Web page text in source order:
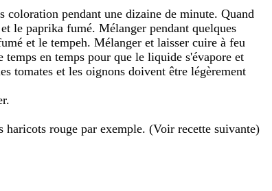
coloration pendant une dizaine de minute. Quand
le paprika fumé. Mélanger pendant quelques
et le tempeh. Mélanger et laisser cuire à feu
en temps pour que le liquide s'évapore et
tomates et les oignons doivent être légèrement
rouge par exemple. (Voir recette suivante)